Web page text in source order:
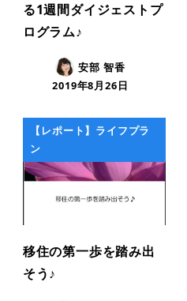
る1週間ダイジェストプ
ログラム♪
安部 智香
2019年8月26日
【レポート】ライフプラ
ン
移住の第一歩を踏み出
そう♪